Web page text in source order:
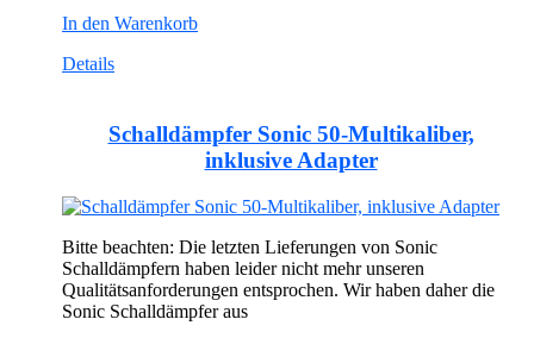
In den Warenkorb
Details
Schalldämpfer Sonic 50-Multikaliber,
inklusive Adapter
Bitte beachten: Die letzten Lieferungen von Sonic
Schalldämpfern haben leider nicht mehr unseren
Qualitätsanforderungen entsprochen. Wir haben daher die
Sonic Schalldämpfer aus